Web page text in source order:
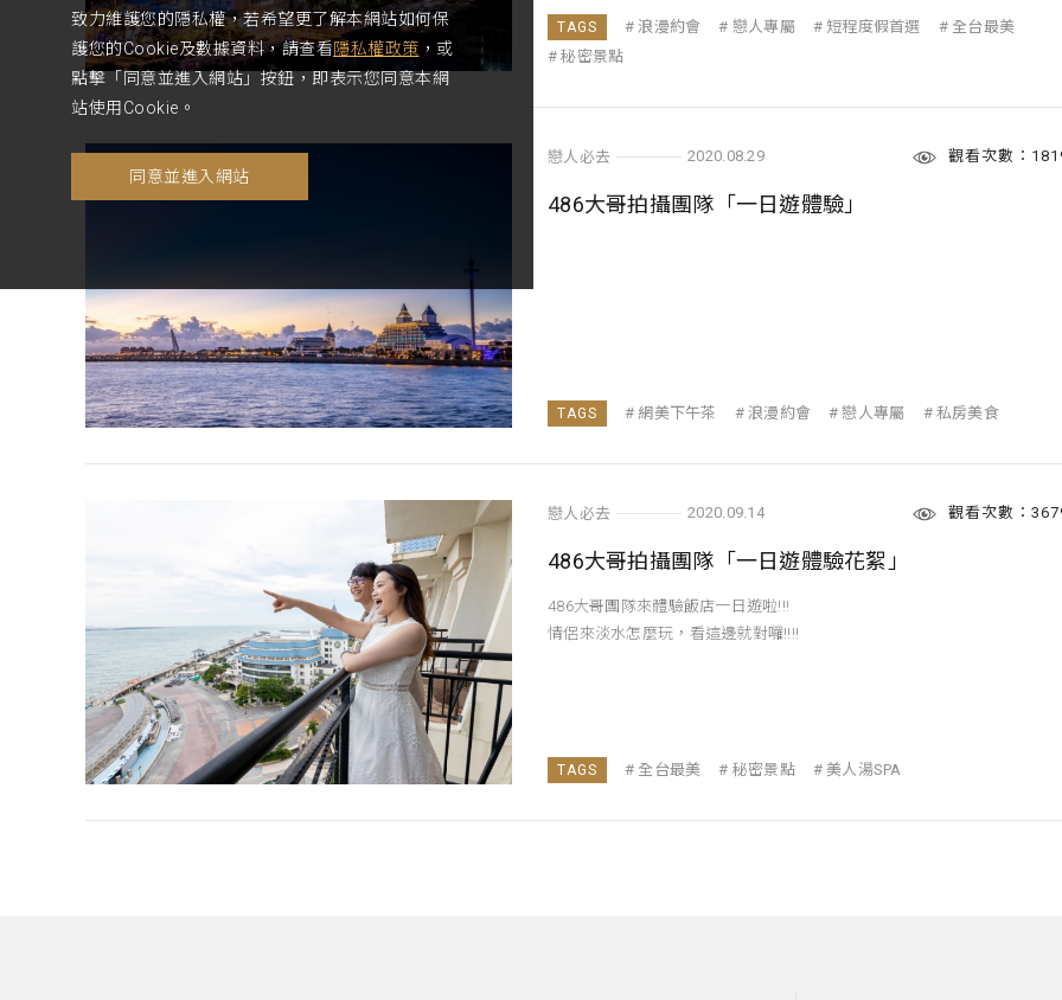
浪漫約會 戀人專屬 短程度假首選
全台最美
秘密景點
戀人必去 2020.08.29 觀看次數：
486大哥拍攝團隊「一日遊體驗」
網美下午茶 浪漫約會 戀人專屬 私房美食
戀人必去 2020.09.14 觀看次數：
486大哥拍攝團隊「一日遊體驗花絮」
486大哥團隊來體驗飯店一日遊啦!!!
情侶來淡水怎麼玩，看這邊就對囉!!!!
全台最美 秘密景點 美人湯SPA
致力維護您的隱私權，若希望更了解本網站如何保
護您的Cookie及數據資料，請查看隱私權政策 ，或
點擊「同意並進入網站」按鈕，即表示您同意本網
站使用Cookie。
同意並進入網站